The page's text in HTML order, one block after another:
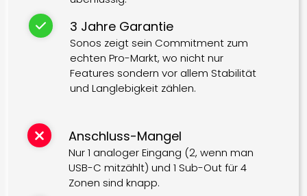
3 Jahre Garantie
Sonos zeigt sein Commitment zum
echten Pro-Markt, wo nicht nur
Features sondern vor allem Stabilität
und Langlebigkeit zählen.
Anschluss-Mangel
Nur 1 analoger Eingang (2, wenn man
USB-C mitzählt) und 1 Sub-Out für 4
Zonen sind knapp.